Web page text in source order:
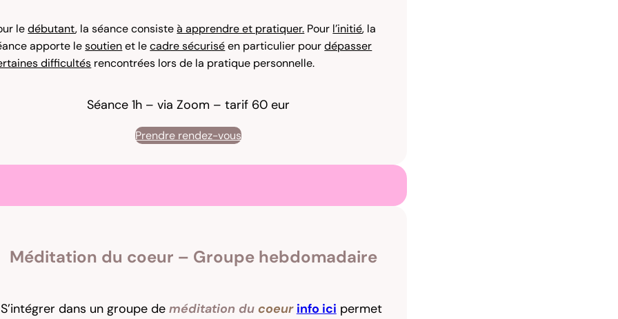
ledébutant, la séance consisteà apprendre et pratiquer. Pour l’initié, la
apporte lesoutienet lecadre sécuriséen particulier pourdépasser
difficultés rencontrées lors de la pratique personnelle.
Séance 1h – via Zoom – tarif 60 eur
Prendre rendez-vous
Méditation du coeur – Groupe hebdomadaire
S’intégrer dans un groupe de méditation du coeur info ici permet